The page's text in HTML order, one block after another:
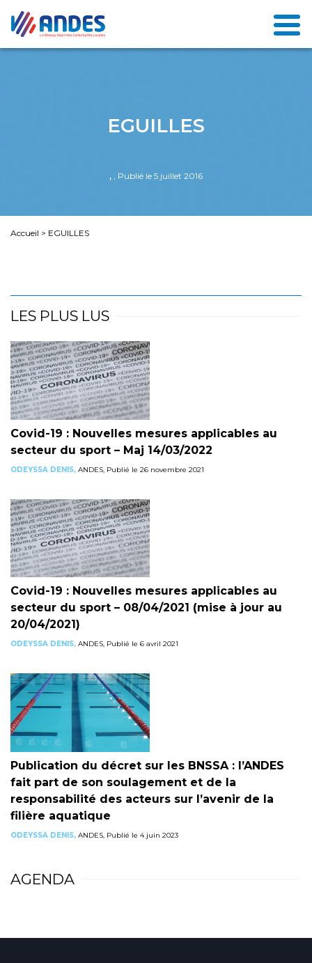
EGUILLES
, , Publié le 5 juillet 2016
Accueil > EGUILLES
LES PLUS LUS
Covid-19 : Nouvelles mesures applicables au
secteur du sport – Maj 14/03/2022
ODEYSSA DENIS, ANDES, Publié le 26 novembre 2021
Covid-19 : Nouvelles mesures applicables au
secteur du sport – 08/04/2021 (mise à jour au
20/04/2021)
ODEYSSA DENIS, ANDES, Publié le 6 avril 2021
Publication du décret sur les BNSSA : l’ANDES
fait part de son soulagement et de la
responsabilité des acteurs sur l’avenir de la
filière aquatique
ODEYSSA DENIS, ANDES, Publié le 4 juin 2023
AGENDA